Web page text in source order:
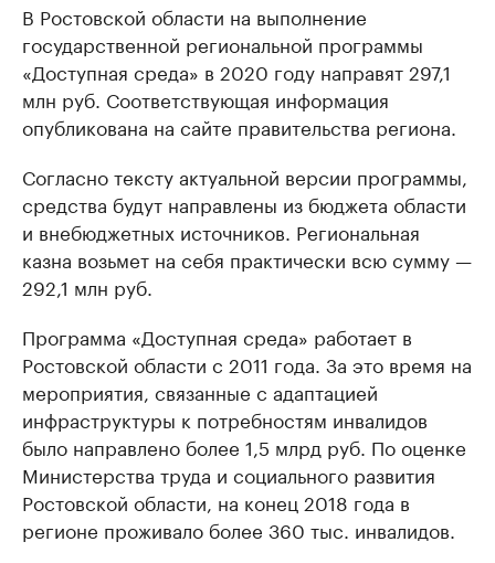
В Ростовской области на выполнение
государственной региональной программы
«Доступная среда» в 2020 году направят 297,1
млн руб. Соответствующая информация
опубликована на сайте правительства региона.
Согласно тексту актуальной версии программы,
средства будут направлены из бюджета области
и внебюджетных источников. Региональная
казна возьмет на себя практически всю сумму —
292,1 млн руб.
Программа «Доступная среда» работает в
Ростовской области с 2011 года. За это время на
мероприятия, связанные с адаптацией
инфраструктуры к потребностям инвалидов
было направлено более 1,5 млрд руб. По оценке
Министерства труда и социального развития
Ростовской области, на конец 2018 года в
регионе проживало более 360 тыс. инвалидов.